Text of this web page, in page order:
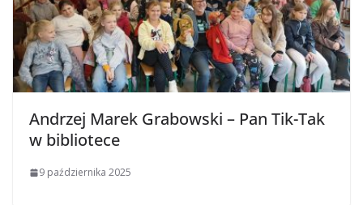
Andrzej Marek Grabowski – Pan Tik-Tak
w bibliotece
9 października 2025